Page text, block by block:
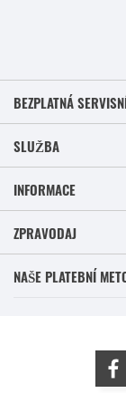
BEZPLATNÁ
SLUŽBA
INFORMACE
ZPRAVODAJ
NAŠE PLATEBNÍ